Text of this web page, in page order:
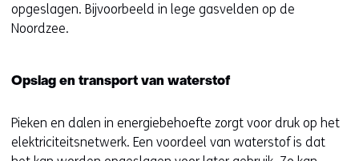
i
v
n
s
opgeslagen. Bijvoorbeeld in lege gasvelden op de
Noordzee.
Opslag en transport van waterstof
Pieken en dalen in energiebehoefte zorgt voor druk op het
elektriciteitsnetwerk. Een voordeel van waterstof is dat